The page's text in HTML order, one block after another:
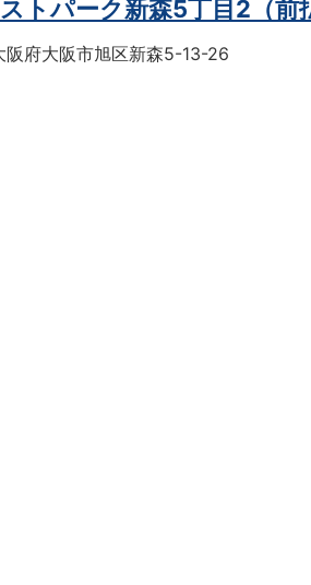
ストパーク新森5丁目2（
阪府大阪市旭区新森5-13-26